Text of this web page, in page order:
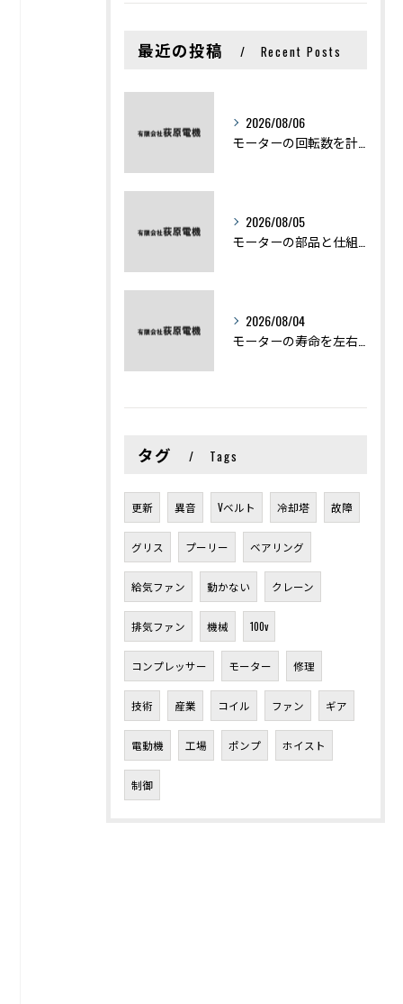
最近の投稿 Recent Posts
2026/08/06
2026/08/05
2026/08/04
タグ Tags
更新 異音 Vベルト 冷却塔 故障
グリス プーリー ベアリング
給気ファン 動かない クレーン
排気ファン 機械 100v
コンプレッサー モーター 修理
技術 産業 コイル ファン ギア
電動機 工場 ポンプ ホイスト
制御